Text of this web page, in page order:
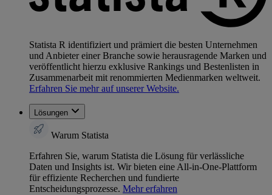
Statista R identifiziert und prämiert die besten Unternehmen
und Anbieter einer Branche sowie herausragende Marken und
veröffentlicht hierzu exklusive Rankings und Bestenlisten in
Zusammenarbeit mit renommierten Medienmarken weltweit.
Erfahren Sie mehr auf unserer Website.
Lösungen
Warum Statista
Erfahren Sie, warum Statista die Lösung für verlässliche
Daten und Insights ist. Wir bieten eine All-in-One-Plattform
für effiziente Recherchen und fundierte
Entscheidungsprozesse. Mehr erfahren